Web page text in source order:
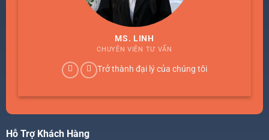
MS. LINH
CHUYÊN VIÊN TƯ VẤN
Trở thành đại lý của chúng tôi
Hỗ Trợ Khách Hàng